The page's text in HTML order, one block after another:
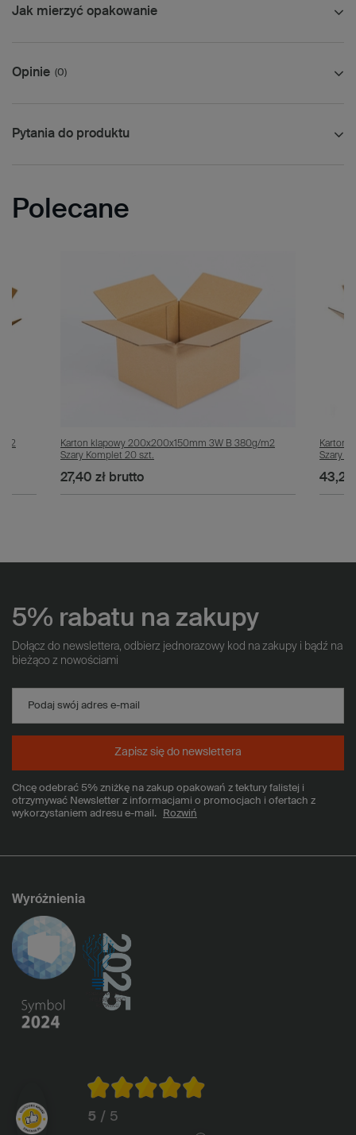
Jak mierzyć opakowanie
Opinie (0)
Pytania do produktu
Polecane
m2
Karton klapowy 200x200x150mm 3W B 380g/m2
Szary Komplet 20 szt.
27,40 złbrutto
Karton
Szary
43,20
5% rabatu na zakupy
Dołącz do newslettera, odbierz jednorazowy kod na zakupy i bądź na
bieżąco z nowościami
Podaj swój adres e-mail
Chcę odebrać 5% zniżkę na zakup opakowań z tektury falistej i
otrzymywać Newsletter z informacjami o promocjach i ofertach z
wykorzystaniem adresu e-mail.
Rozwiń
Zapisz się do newslettera
Wyróżnienia
5 / 5